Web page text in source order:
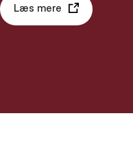
Læs mere